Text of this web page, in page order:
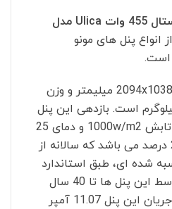
پنل خورشیدی مونوکریستال 455 وات Ulica مدل
انواع پنل های مونو
است.
این پنل دارای ابعاد 2094x1038x35 میلیمتر و وزن
طور متوسط 24 کیلوگرم است. بازدهی این پنل
ها در شرایط استادارد ( تابش 1000w/m2 و دمای 25
درجه سانتی گراد) 20.93 درصد می باشد که سالانه از
شده ای، طبق استاندارد
کم می شود. به طور متوسط این پنل ها تا 40 سال
عمر می کنند. بیشترین جریان این پنل 11.07 آمپر